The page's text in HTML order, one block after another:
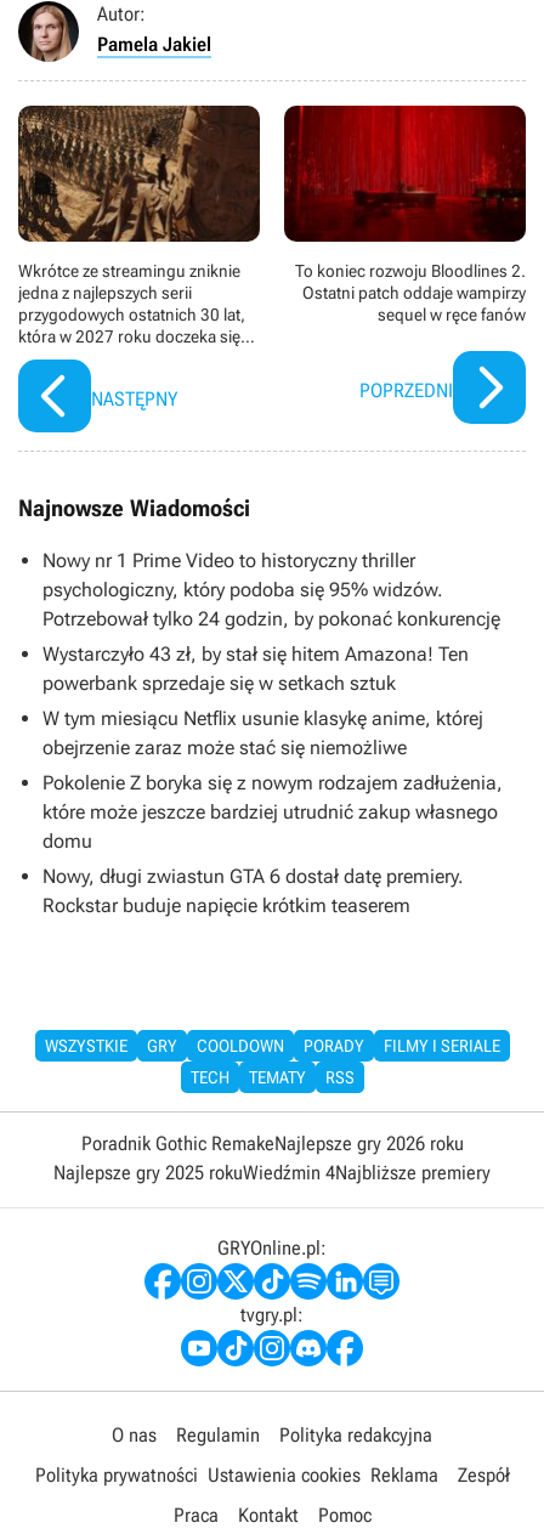
Autor:
Pamela Jakiel
Wkrótce ze streamingu zniknie
jedna z najlepszych serii
przygodowych ostatnich 30 lat,
która w 2027 roku doczeka się
kontynuacji
NASTĘPNY
To koniec rozwoju Bloodlines 2.
Ostatni patch oddaje wampirzy
sequel w ręce fanów
POPRZEDNI
Najnowsze Wiadomości
Nowy nr 1 Prime Video to historyczny thriller
psychologiczny, który podoba się 95% widzów.
Potrzebował tylko 24 godzin, by pokonać konkurencję
Wystarczyło 43 zł, by stał się hitem Amazona! Ten
powerbank sprzedaje się w setkach sztuk
W tym miesiącu Netflix usunie klasykę anime, której
obejrzenie zaraz może stać się niemożliwe
Pokolenie Z boryka się z nowym rodzajem zadłużenia,
które może jeszcze bardziej utrudnić zakup własnego
domu
Nowy, długi zwiastun GTA 6 dostał datę premiery.
Rockstar buduje napięcie krótkim teaserem
WSZYSTKIE GRY COOLDOWN PORADY
FILMY I SERIALE
TECH
TEMATY RSS
Poradnik Gothic RemakeNajlepsze gry 2026 roku
Najlepsze gry 2025 rokuWiedźmin 4Najbliższe premiery
GRYOnline.pl:
tvgry.pl:
O nas Regulamin
Polityka redakcyjna
Polityka prywatności Ustawienia cookies Reklama
Zespół
Praca
Kontakt Pomoc